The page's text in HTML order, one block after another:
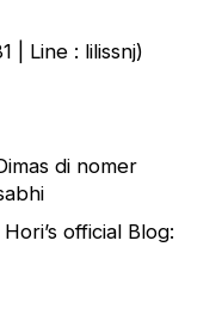
| Line : lilissnj)
di nomer
official Blog: